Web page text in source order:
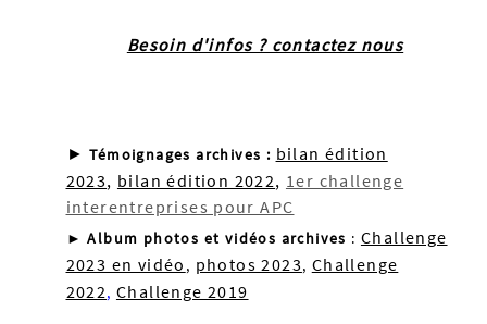
Besoin d'infos ? contactez nous
►Témoignages archives : bilan édition
2023, bilan édition 2022, 1er challenge
interentreprises pour APC
►Album photos et vidéos archives : Challenge
2023 en vidéo , photos 2023, Challenge
2022, Challenge 2019